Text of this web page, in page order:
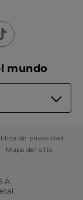
mundo
de privacidad
Mapa del sitio